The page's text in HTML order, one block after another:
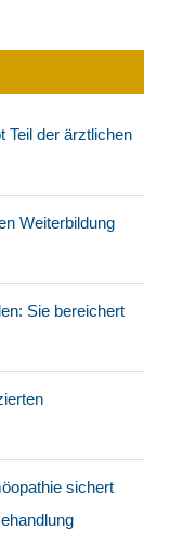
Teil der ärztlichen
Weiterbildung
Sie bereichert
sichert